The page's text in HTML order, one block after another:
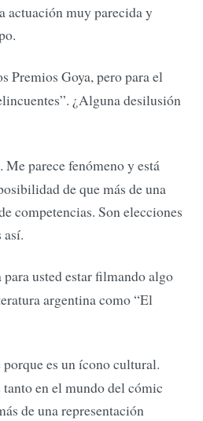
actuación muy parecida y
Premios Goya, pero para el
¿Alguna desilusión
Me parece fenómeno y está
de que más de una
competencias. Son elecciones
así.
usted estar filmando algo
argentina como “El
es un ícono cultural.
en el mundo del cómic
de una representación